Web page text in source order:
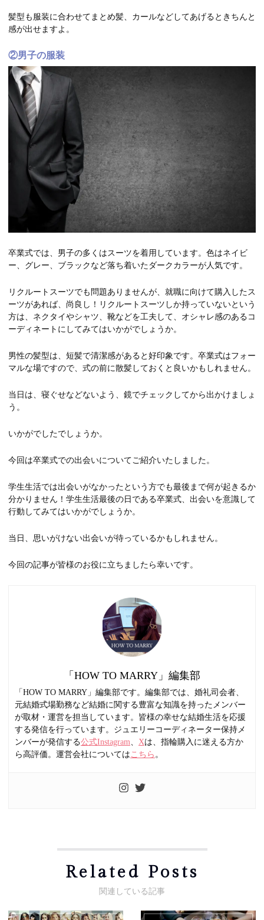
髪型も服装に合わせてまとめ髪、カールなどしてあげるときちんと
感が出せますよ。
②男子の服装
卒業式では、男子の多くはスーツを着用しています。色はネイビ
ー、グレー、ブラックなど落ち着いたダークカラーが人気です。
リクルートスーツでも問題ありませんが、就職に向けて購入したス
ーツがあれば、尚良し！リクルートスーツしか持っていないという
方は、ネクタイやシャツ、靴などを工夫して、オシャレ感のあるコ
ーディネートにしてみてはいかがでしょうか。
男性の髪型は、短髪で清潔感があると好印象です。卒業式はフォー
マルな場ですので、式の前に散髪しておくと良いかもしれません。
当日は、寝ぐせなどないよう、鏡でチェックしてから出かけましょ
う。
いかがでしたでしょうか。
今回は卒業式での出会いについてご紹介いたしました。
学生生活では出会いがなかったという方でも最後まで何が起きるか
分かりません！学生生活最後の日である卒業式、出会いを意識して
行動してみてはいかがでしょうか。
当日、思いがけない出会いが待っているかもしれません。
今回の記事が皆様のお役に立ちましたら幸いです。
「HOW TO MARRY」編集部
「HOW TO MARRY」編集部です。編集部では、婚礼司会者、
元結婚式場勤務など結婚に関する豊富な知識を持ったメンバー
が取材・運営を担当しています。皆様の幸せな結婚生活を応援
する発信を行っています。ジュエリーコーディネーター保持メ
ンバーが発信する公式Instagram、 Xは、指輪購入に迷える方か
ら高評価。運営会社については こちら 。
Related Posts